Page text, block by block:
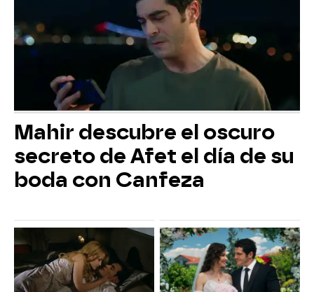
Mahir descubre el oscuro
secreto de Afet el día de su
boda con Canfeza